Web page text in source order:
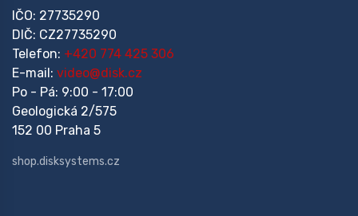
IČO: 27735290
DIČ: CZ27735290
Telefon: +420 774 425 306
E-mail: video@disk.cz
Po - Pá: 9:00 - 17:00
Geologická 2/575
152 00 Praha 5
shop.disksystems.cz